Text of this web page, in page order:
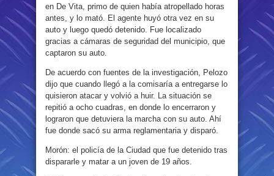
en De Vita, primo de quien había atropellado horas
antes, y lo mató. El agente huyó otra vez en su
auto y luego quedó detenido. Fue localizado
gracias a cámaras de seguridad del municipio, que
captaron su auto.
De acuerdo con fuentes de la investigación, Pelozo
dijo que cuando llegó a la comisaría a entregarse lo
quisieron atacar y volvió a huir. La situación se
repitió a ocho cuadras, en donde lo encerraron y
lograron que detuviera la marcha con su auto. Ahí
fue donde sacó su arma reglamentaria y disparó.
Morón: el policía de la Ciudad que fue detenido tras
dispararle y matar a un joven de 19 años.